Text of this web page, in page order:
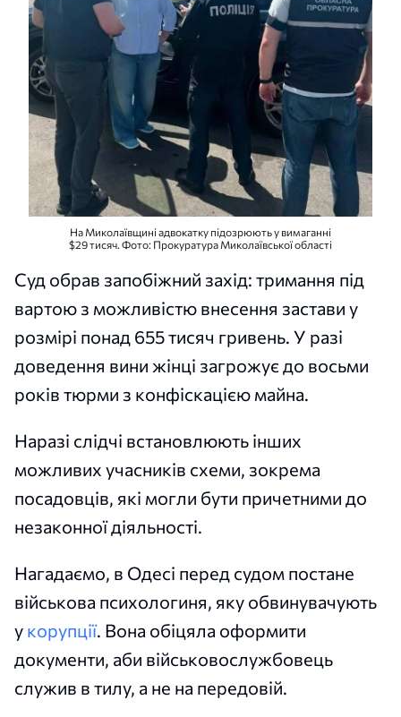
На Миколаївщині адвокатку підозрюють у вимаганні
$29 тисяч. Фото: Прокуратура Миколаївської області
Суд обрав запобіжний захід: тримання під
вартою з можливістю внесення застави у
розмірі понад 655 тисяч гривень. У разі
доведення вини жінці загрожує до восьми
років тюрми з конфіскацією майна.
Наразі слідчі встановлюють інших
можливих учасників схеми, зокрема
посадовців, які могли бути причетними до
незаконної діяльності.
Нагадаємо, в Одесі перед судом постане
військова психологиня, яку обвинувачують
у корупції. Вона обіцяла оформити
документи, аби військовослужбовець
служив в тилу, а не на передовій.